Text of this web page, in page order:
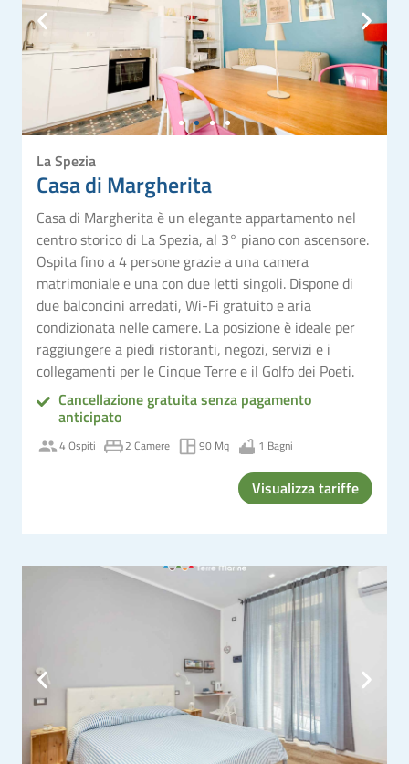
La Spezia
Casa di Margherita
Casa di Margherita è un elegante appartamento nel
centro storico di La Spezia, al 3° piano con ascensore.
Ospita fino a 4 persone grazie a una camera
matrimoniale e una con due letti singoli. Dispone di
due balconcini arredati, Wi-Fi gratuito e aria
condizionata nelle camere. La posizione è ideale per
raggiungere a piedi ristoranti, negozi, servizi e i
collegamenti per le Cinque Terre e il Golfo dei Poeti.
Cancellazione gratuita senza pagamento
anticipato
4 Ospiti 2 Camere 90 Mq 1 Bagni
Visualizza tariffe